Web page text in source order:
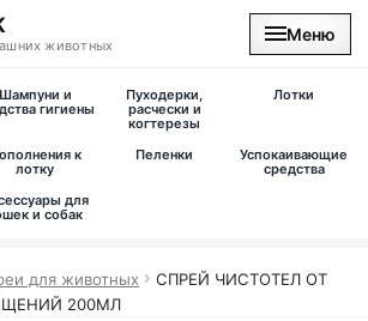
животных
Меню
Шампуни и
гигиены
Пуходерки,
расчески и
когтерезы
Лотки
к
лотку
Пеленки
Успокаивающие
средства
для
и собак
для животных
СПРЕЙ ЧИСТОТЕЛ ОТ
200МЛ